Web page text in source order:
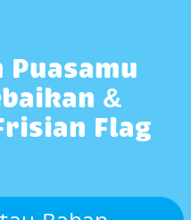
Puasamu
&
Flag